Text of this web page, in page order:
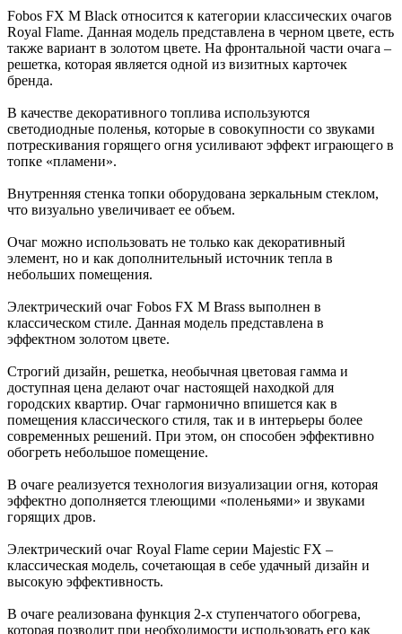
Fobos FX M Black относится к категории классических очагов
Royal Flame. Данная модель представлена в черном цвете, есть
также вариант в золотом цвете. На фронтальной части очага –
решетка, которая является одной из визитных карточек
бренда.
В качестве декоративного топлива используются
светодиодные поленья, которые в совокупности со звуками
потрескивания горящего огня усиливают эффект играющего в
топке «пламени».
Внутренняя стенка топки оборудована зеркальным стеклом,
что визуально увеличивает ее объем.
Очаг можно использовать не только как декоративный
элемент, но и как дополнительный источник тепла в
небольших помещения.
Электрический очаг Fobos FX M Brass выполнен в
классическом стиле. Данная модель представлена в
эффектном золотом цвете.
Строгий дизайн, решетка, необычная цветовая гамма и
доступная цена делают очаг настоящей находкой для
городских квартир. Очаг гармонично впишется как в
помещения классического стиля, так и в интерьеры более
современных решений. При этом, он способен эффективно
обогреть небольшое помещение.
В очаге реализуется технология визуализации огня, которая
эффектно дополняется тлеющими «поленьями» и звуками
горящих дров.
Электрический очаг Royal Flame серии Majestic FX –
классическая модель, сочетающая в себе удачный дизайн и
высокую эффективность.
В очаге реализована функция 2-х ступенчатого обогрева,
которая позволит при необходимости использовать его как